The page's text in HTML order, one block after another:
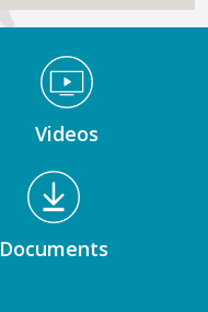
Videos
Documents